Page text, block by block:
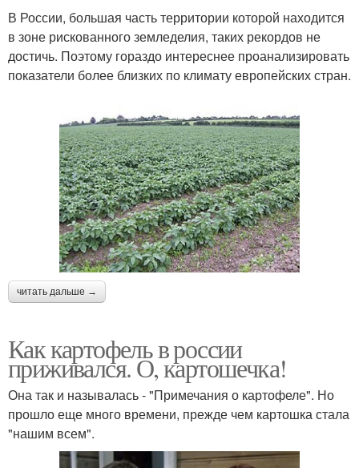
В России, большая часть территории которой находится
в зоне рискованного земледелия, таких рекордов не
достичь. Поэтому гораздо интереснее проанализировать
показатели более близких по климату европейских стран.
читать дальше →
Как картофель в россии
приживался. О, картошечка!
Она так и называлась - "Примечания о картофеле". Но
прошло еще много времени, прежде чем картошка стала
"нашим всем".